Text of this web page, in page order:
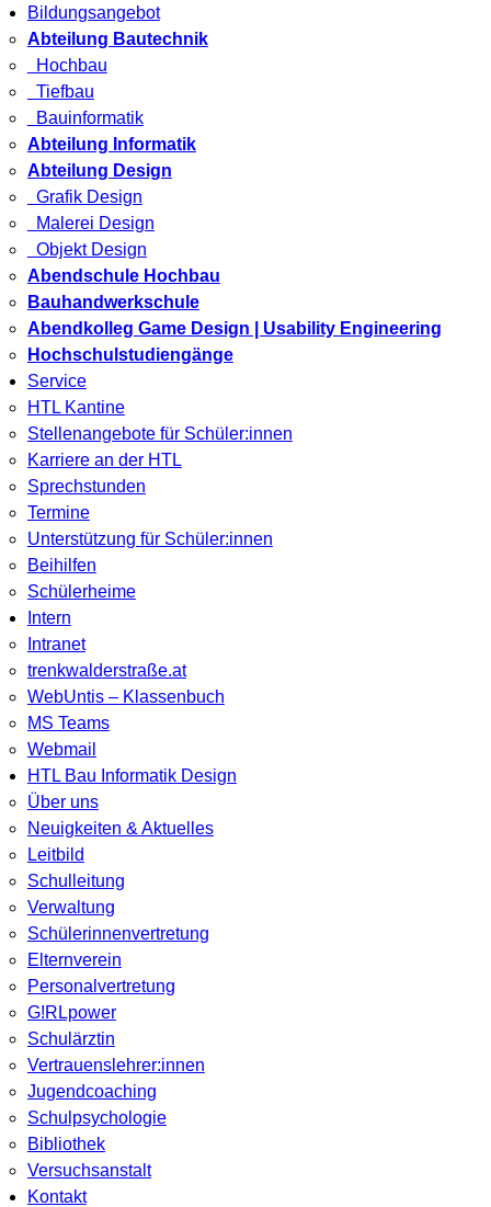
Bildungsangebot
Abteilung Bautechnik
Hochbau
Tiefbau
Bauinformatik
Abteilung Informatik
Abteilung Design
Grafik Design
Malerei Design
Objekt Design
Abendschule Hochbau
Bauhandwerkschule
Abendkolleg Game Design | Usability Engineering
Hochschulstudiengänge
Service
HTL Kantine
Stellenangebote für Schüler:innen
Karriere an der HTL
Sprechstunden
Termine
Unterstützung für Schüler:innen
Beihilfen
Schülerheime
Intern
Intranet
trenkwalderstraße.at
WebUntis – Klassenbuch
MS Teams
Webmail
HTL Bau Informatik Design
Über uns
Neuigkeiten & Aktuelles
Leitbild
Schulleitung
Verwaltung
Schülerinnenvertretung
Elternverein
Personalvertretung
G!RLpower
Schulärztin
Vertrauenslehrer:innen
Jugendcoaching
Schulpsychologie
Bibliothek
Versuchsanstalt
Kontakt